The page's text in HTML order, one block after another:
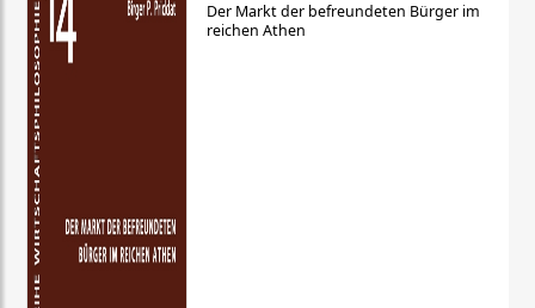
Der Markt der befreundeten Bürger im
reichen Athen